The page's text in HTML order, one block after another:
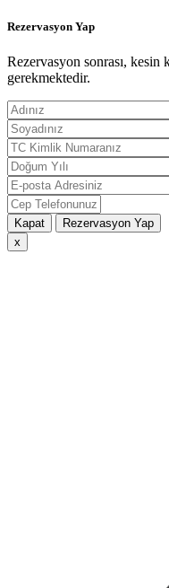
Rezervasyon Yap
Rezervasyon sonrası, kesin
gerekmektedir.
Kapat
Rezervasyon Yap
x